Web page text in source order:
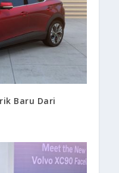
Baru Dari